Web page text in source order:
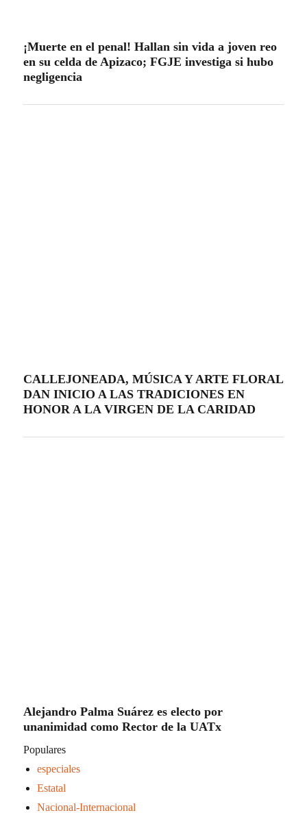
¡Muerte en el penal! Hallan sin vida a joven reo
en su celda de Apizaco; FGJE investiga si hubo
negligencia
CALLEJONEADA, MÚSICA Y ARTE FLORAL
DAN INICIO A LAS TRADICIONES EN
HONOR A LA VIRGEN DE LA CARIDAD
Alejandro Palma Suárez es electo por
unanimidad como Rector de la UATx
Populares
especiales
Estatal
Nacional-Internacional